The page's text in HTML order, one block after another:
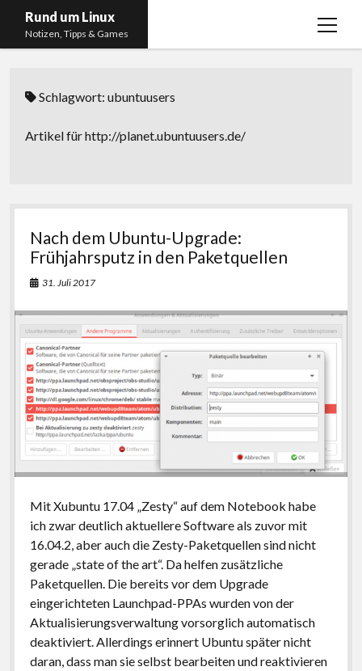
Rund um Linux
Notizen, Tipps & Games
Menü
Linux
Gaming
Datenschutzerklärung
twitterinstagram
Schlagwort:ubuntuusers
Artikel für http://planet.ubuntuusers.de/
Nach dem Ubuntu-Upgrade:
Frühjahrsputz in den Paketquellen
31. Juli 2017
Mit Xubuntu 17.04 „Zesty“ auf dem Notebook habe
ich zwar deutlich aktuellere Software als zuvor mit
16.04.2, aber auch die Zesty-Paketquellen sind nicht
gerade „state of the art“. Da helfen zusätzliche
Paketquellen. Die bereits vor dem Upgrade
eingerichteten Launchpad-PPAs wurden von der
Aktualisierungsverwaltung vorsorglich automatisch
deaktiviert. Allerdings erinnert Ubuntu später nicht
daran, dass man sie selbst bearbeiten und reaktivieren